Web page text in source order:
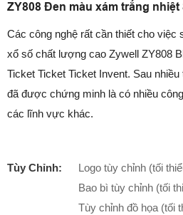
ZY808 Đen màu xám trắng nhiệt
Các công nghệ rất cần thiết cho việc
xổ số chất lượng cao Zywell ZY808
Ticket Ticket Ticket Invent. Sau
đã được chứng minh là có nhiều
các lĩnh vực khác.
Tùy Chỉnh:
Logo tùy chỉnh (tối
Bao bì tùy chỉnh (tối
Tùy chỉnh đồ họa (tối